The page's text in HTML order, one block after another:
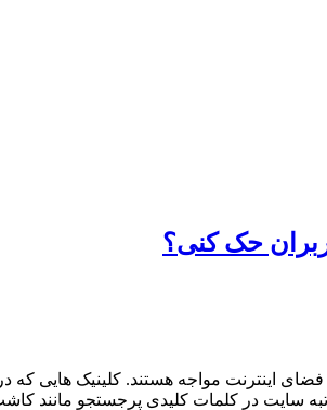
حک کنی؟
اینترنت مواجه هستند. کلینیک هایی که
سایت در کلمات کلیدی پرجستجو مانند